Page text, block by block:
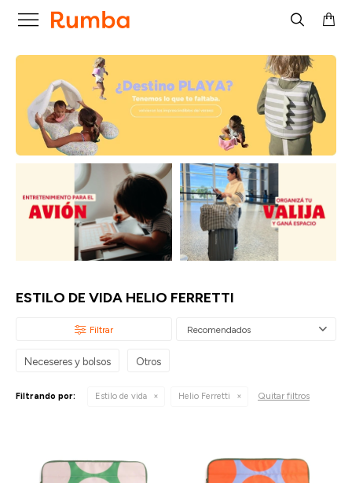

ESTILO DE VIDA HELIO FERRETTI
Recomendados
Neceseres y bolsos Otros
Filtrando por: Estilo de vida Helio Ferretti Quitar filtros